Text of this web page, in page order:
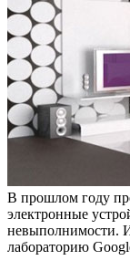
В прошлом году
электронные
невыполнимости.
лабораторию